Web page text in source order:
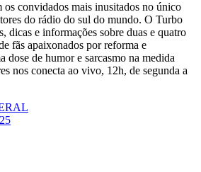
os convidados mais inusitados no único
do rádio do sul do mundo. O Turbo
dicas e informações sobre duas e quatro
fãs apaixonados por reforma e
dose de humor e sarcasmo na medida
nos conecta ao vivo, 12h, de segunda a